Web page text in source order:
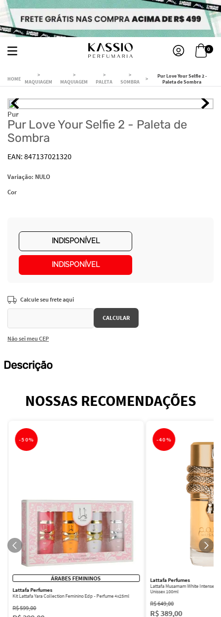
0
MAQUIAGEM MAQUIAGEM PALETA SOMBRA
Pur Love Your Selfie 2 -
Paleta de Sombra
Pur
Pur Love Your Selfie 2 - Paleta de
Sombra
847137021320
Variação: NULO
Cor
INDISPONÍVEL
INDISPONÍVEL
Não sei meu CEP
Descrição
NOSSAS RECOMENDAÇÕES
-50%
ÁRABES FEMININOS
Lattafa Perfumes
Kit Lattafa Yara Collection Feminino Edp - Perfume 4x25ml
R$599,00
-40%
Lattafa Perfumes
Lattafa Musamam White Intense
Unissex 100ml
R$649,00
R$389,00